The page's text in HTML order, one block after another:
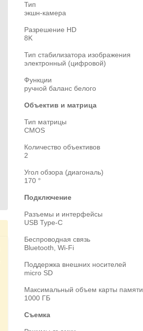
Тип
экшн-камера
Разрешение HD
8K
Тип стабилизатора изображения
электронный (цифровой)
Функции
ручной баланс белого
Объектив и матрица
Тип матрицы
CMOS
Количество объективов
2
Угол обзора (диагональ)
170 °
Подключение
Разъемы и интерфейсы
USB Type-C
Беспроводная связь
Bluetooth, Wi-Fi
Поддержка внешних носителей
micro SD
Максимальный объем карты памяти
1000 ГБ
Съемка